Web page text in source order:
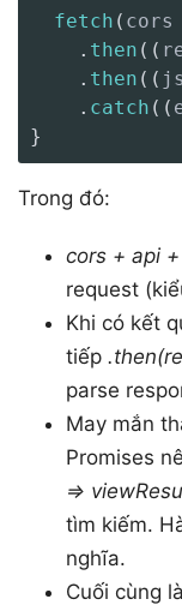
fetch ( cors
. then ( (
. then ( (
. catch ( (
}
Trong đó:
cors + api
request
Khi có kết
tiếp
parse
May mắn
Promises
=>
tìm kiếm.
nghĩa.
Cuối cùng